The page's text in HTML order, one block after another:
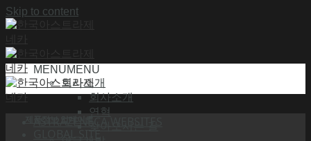
Skip to content
MENUMENU
회사소개
회사소개
연혁